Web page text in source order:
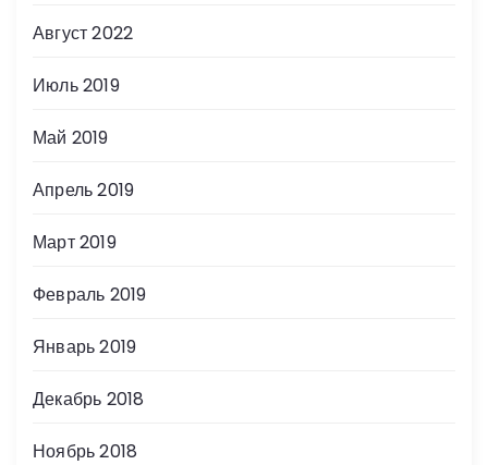
Август 2022
Июль 2019
Май 2019
Апрель 2019
Март 2019
Февраль 2019
Январь 2019
Декабрь 2018
Ноябрь 2018